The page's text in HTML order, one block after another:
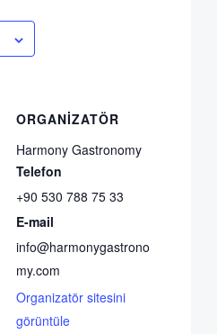
ORGANIZATÖR
Harmony Gastronomy
Telefon
+90 530 788 75 33
E-mail
info@harmonygastrono
my.com
Organizatör sitesini
görüntüle